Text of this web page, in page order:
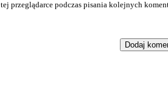
przeglądarce podczas pisania kolejnych